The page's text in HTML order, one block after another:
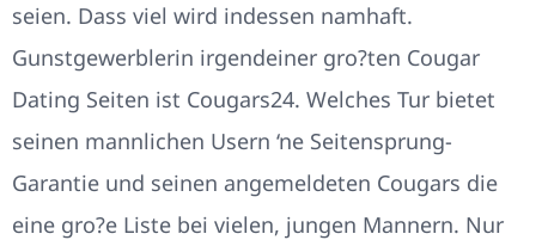
seien. Dass viel wird indessen namhaft.
Gunstgewerblerin irgendeiner gro?ten Cougar
Dating Seiten ist Cougars24. Welches Tur bietet
seinen mannlichen Usern ‘ne Seitensprung-
Garantie und seinen angemeldeten Cougars die
eine gro?e Liste bei vielen, jungen Mannern. Nur